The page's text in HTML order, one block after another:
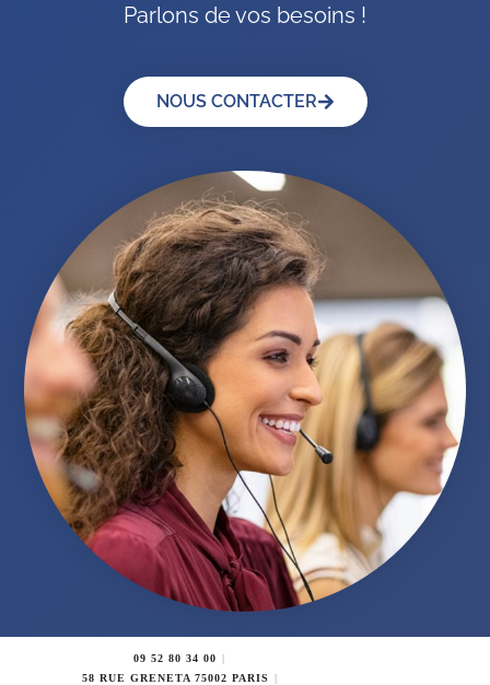
Parlons de vos besoins !
NOUS CONTACTER
09 52 80 34 00
58 RUE GRENETA 75002 PARIS